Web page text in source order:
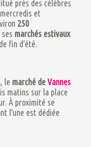
près des célèbres
et
250
marchés estivaux
de fin d’été​​.
, le marché de Vannes
matins sur la place
À proximité se
l’une est dédiée